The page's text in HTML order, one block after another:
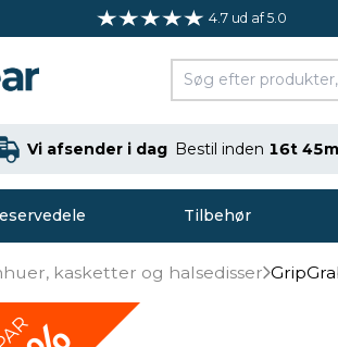
4.7 ud af 5.0
Vi afsender i dag Bestil inden 16t
Tilbehør
kasketter og halsedisser